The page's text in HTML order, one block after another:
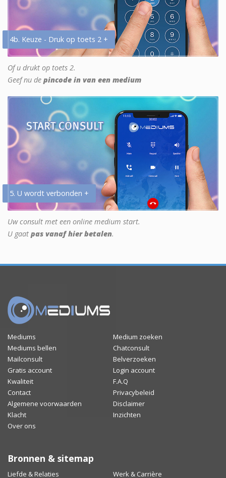
4b. Keuze - Druk op toets 2 +
Of u drukt op toets 2.
Geef nu de pincode in van een medium
5. U wordt verbonden +
Uw consult met een online medium start.
U gaat pas vanaf hier betalen.
Mediums
Medium zoeken
Mediums bellen
Chatconsult
Mailconsult
Belverzoeken
Gratis account
Login account
Kwaliteit
F.A.Q
Contact
Privacybeleid
Algemene voorwaarden
Disclaimer
Klacht
Inzichten
Over ons
Bronnen & sitemap
Liefde & Relaties Werk & Carrière